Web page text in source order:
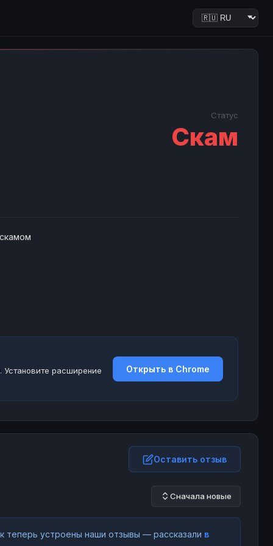
Статус
Скам
Установите расширение
Открыть в Chrome
Оставить отзыв
Сначала новые
теперь устроены наши отзывы — рассказали в